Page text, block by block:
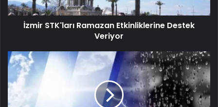
İzmir STK'ları Ramazan Etkinliklerine Destek
Veriyor